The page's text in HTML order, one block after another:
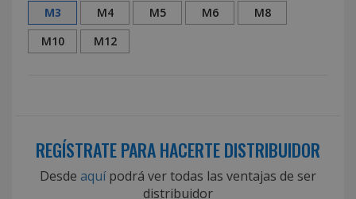
M3 M4 M5 M6
M8
M10
M12
REGÍSTRATE PARA HACERTE DISTRIBUIDOR
Desde aquípodrá ver todas las ventajas de ser
distribuidor